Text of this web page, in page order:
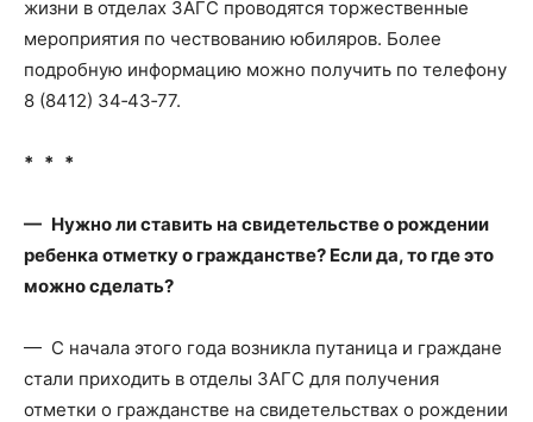
жизни в отделах ЗАГС проводятся торжественные
мероприятия по чествованию юбиляров. Более
подробную информацию можно получить по телефону
8 (8412) 34‑43‑77.
* * *
— Нужно ли ставить на свидетельстве о рождении
ребенка отметку о гражданстве? Если да, то где это
можно сделать?
— С начала этого года возникла путаница и граждане
стали приходить в отделы ЗАГС для получения
отметки о гражданстве на свидетельствах о рождении